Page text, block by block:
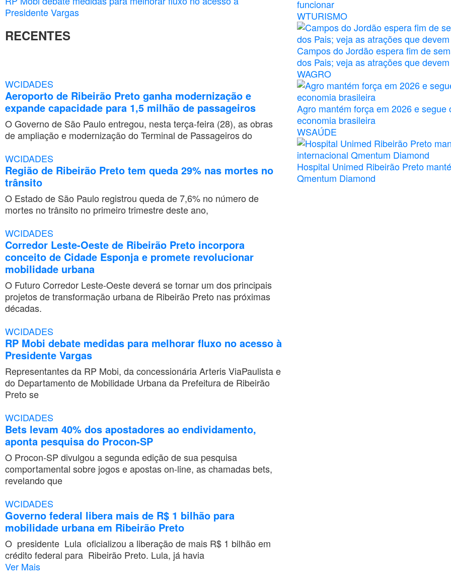
Presidente Vargas
RECENTES
WCIDADES
Aeroporto de Ribeirão Preto ganha modernização e
expande capacidade para 1,5 milhão de passageiros
O Governo de São Paulo entregou, nesta terça-feira (28), as obras
de ampliação e modernização do Terminal de Passageiros do
WCIDADES
Região de Ribeirão Preto tem queda 29% nas mortes no
trânsito
O Estado de São Paulo registrou queda de 7,6% no número de
mortes no trânsito no primeiro trimestre deste ano,
WCIDADES
Corredor Leste-Oeste de Ribeirão Preto incorpora
conceito de Cidade Esponja e promete revolucionar
mobilidade urbana
O Futuro Corredor Leste-Oeste deverá se tornar um dos principais
projetos de transformação urbana de Ribeirão Preto nas próximas
décadas.
WCIDADES
RP Mobi debate medidas para melhorar fluxo no acesso à
Presidente Vargas
Representantes da RP Mobi, da concessionária Arteris ViaPaulista e
do Departamento de Mobilidade Urbana da Prefeitura de Ribeirão
Preto se
WCIDADES
Bets levam 40% dos apostadores ao endividamento,
aponta pesquisa do Procon-SP
O Procon-SP divulgou a segunda edição de sua pesquisa
comportamental sobre jogos e apostas on-line, as chamadas bets,
revelando que
WCIDADES
Governo federal libera mais de R$ 1 bilhão para
mobilidade urbana em Ribeirão Preto
O presidente Lula oficializou a liberação de mais R$ 1 bilhão em
crédito federal para Ribeirão Preto. Lula, já havia
Ver Mais
funcionar
WTURISMO
Campos do Jordão espera fim de
dos Pais; veja as atrações que
WAGRO
Agro mantém força em 2026 e
economia brasileira
WSAÚDE
Hospital Unimed Ribeirão Preto
Qmentum Diamond